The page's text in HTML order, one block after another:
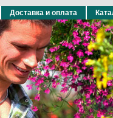
Доставка и оплата